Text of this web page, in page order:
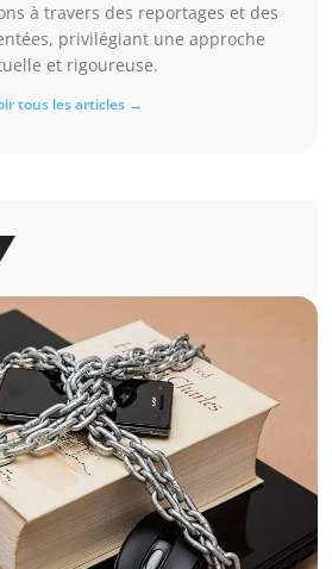
à travers des reportages et des
privilégiant une approche
et rigoureuse.
tous les articles →